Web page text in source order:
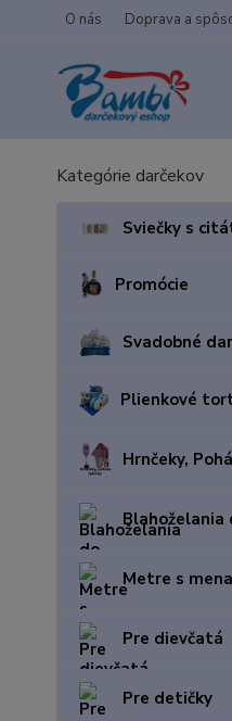
O nás Doprava a
Kategórie darčekov
Sviečky s
Promócie
Svadobné
Plienkové
Hrnčeky,
Blahoželania
Metre s
Pre dievčatá
Pre detičky